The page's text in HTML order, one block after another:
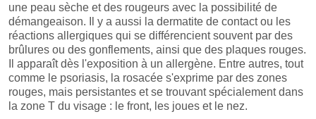
une peau sèche et des rougeurs avec la possibilité de
démangeaison. Il y a aussi la dermatite de contact ou les
réactions allergiques qui se différencient souvent par des
brûlures ou des gonflements, ainsi que des plaques rouges.
Il apparaît dès l'exposition à un allergène. Entre autres, tout
comme le psoriasis, la rosacée s'exprime par des zones
rouges, mais persistantes et se trouvant spécialement dans
la zone T du visage : le front, les joues et le nez.